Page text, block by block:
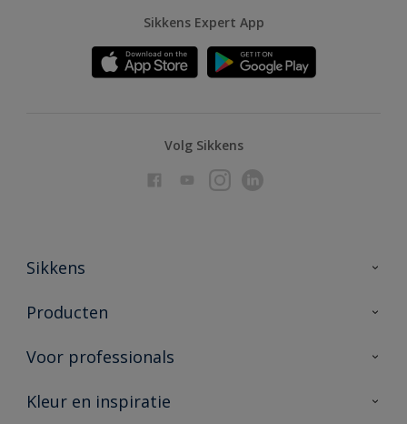
Sikkens Expert App
Volg Sikkens
Sikkens
Over Sikkens
Duurzaamheid
Producten
Producten voor binnen
Vind je verkooppunt
Voor professionals
Advies & service
Kleur en inspiratie